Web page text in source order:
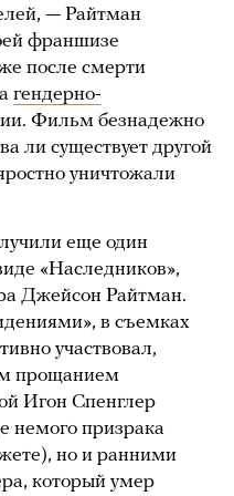
— Райтман
франшизе
после смерти
гендерно-
Фильм безнадежно
ли существует другой
уничтожали
еще один
«Наследников»,
Джейсон Райтман.
в съемках
участвовал,
прощанием
Игон Спенглер
немого призрака
но и ранними
который умер